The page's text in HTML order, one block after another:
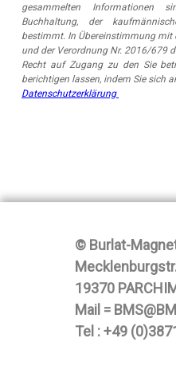
gesammelten Informationen
Buchhaltung, der
bestimmt. In Übereinstimmung mit
und der Verordnung Nr. 2016/679
Recht auf Zugang zu den Sie
berichtigen lassen, indem Sie sich
Datenschutzerklärung
© Burlat-
19370 PARCHIM
Mail =
Tel : +49